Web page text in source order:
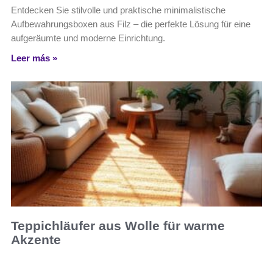
Entdecken Sie stilvolle und praktische minimalistische
Aufbewahrungsboxen aus Filz – die perfekte Lösung für eine
aufgeräumte und moderne Einrichtung.
Leer más »
Teppichläufer aus Wolle für warme
Akzente